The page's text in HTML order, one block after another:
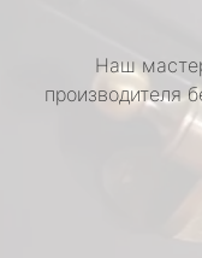
Наш
производителя